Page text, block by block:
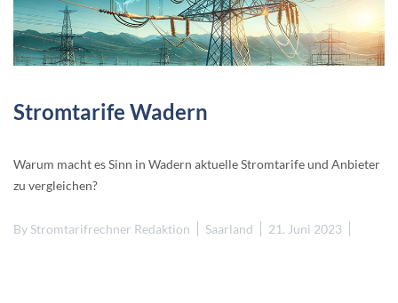
Stromtarife Wadern
Warum macht es Sinn in Wadern aktuelle Stromtarife und Anbieter
zu vergleichen?
By Stromtarifrechner Redaktion Saarland 21. Juni 2023